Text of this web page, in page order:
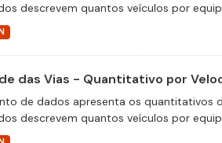
descrevem quantos veículos por
das Vias - Quantitativo por
de dados apresenta os quantitativos
descrevem quantos veículos por